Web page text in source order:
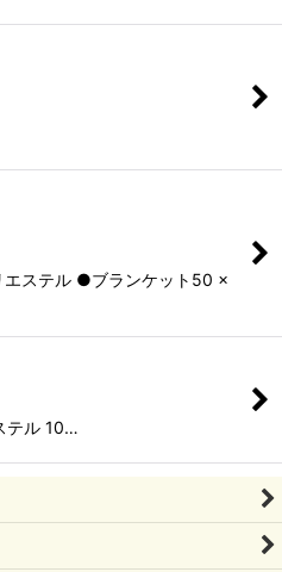
ステル ●ブランケット50 ×
テル 10…